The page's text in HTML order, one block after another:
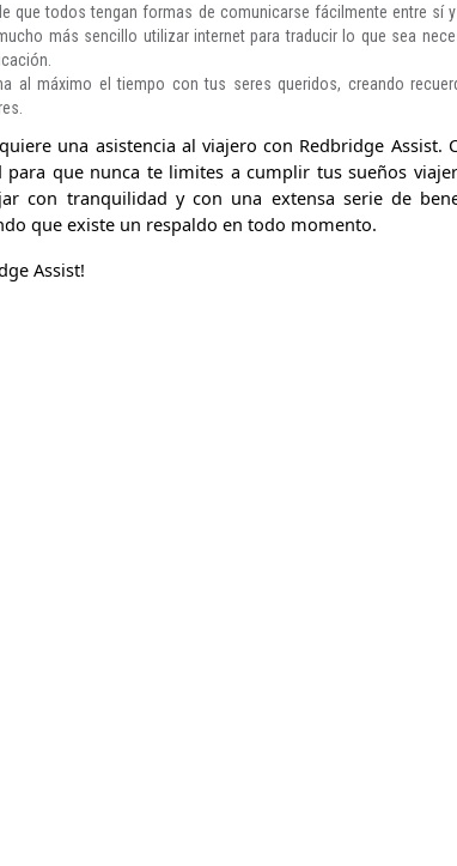
que todos tengan formas de comunicarse fácilmente entre sí
más sencillo utilizar internet para traducir lo que sea
al máximo el tiempo con tus seres queridos, creando
una asistencia al viajero con Redbridge Assist.
que nunca te limites a cumplir tus sueños
con tranquilidad y con una extensa serie de
que existe un respaldo en todo momento.
Assist!